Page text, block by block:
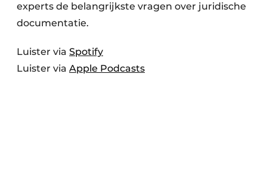
experts de belangrijkste vragen over juridische
documentatie.
Luister via Spotify
Luister via Apple Podcasts